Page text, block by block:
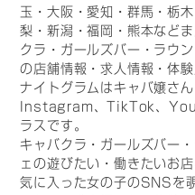
玉・大阪・愛知・群馬・栃
梨・新潟・福岡・熊本など
クラ・ガールズバー・ラウ
の店舗情報・求人情報・体
ナイトグラムはキャバ嬢さ
Instagram、TikTok、
ラスです。
キャバクラ・ガールズバー
ェの遊びたい・働きたいお
気に入った女の子のSNSを